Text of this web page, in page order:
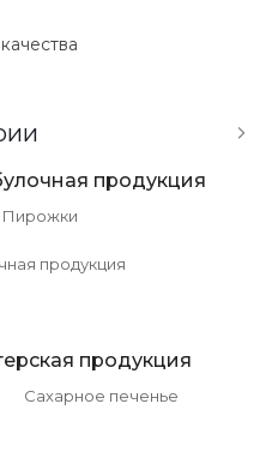
продукция
Пирожки
продукция
продукция
Сахарное печенье